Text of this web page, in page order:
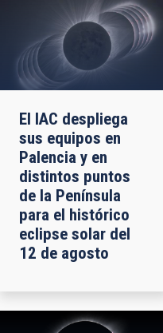
El IAC despliega
sus equipos en
Palencia y en
distintos puntos
de la Península
para el histórico
eclipse solar del
12 de agosto